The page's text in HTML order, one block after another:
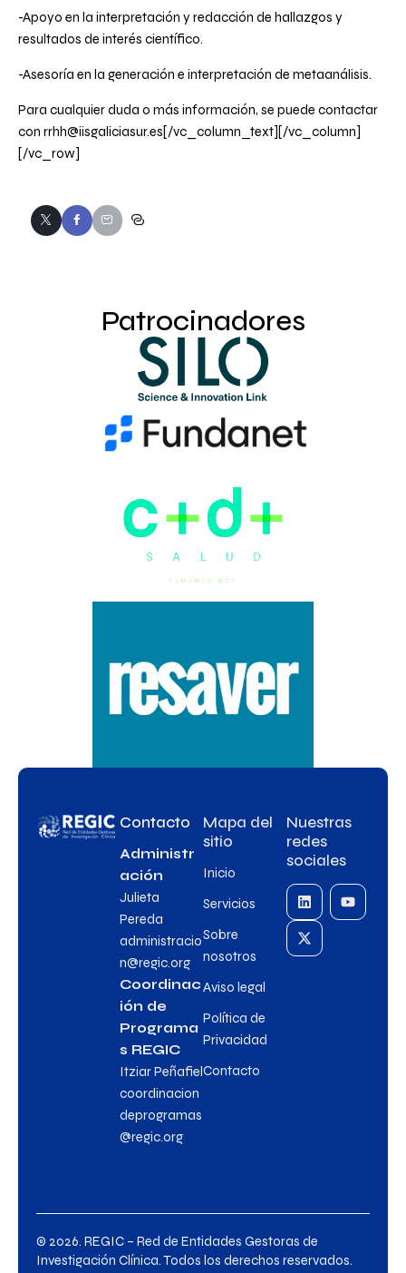
-Apoyo en la interpretación y redacción de hallazgos y
resultados de interés científico.
-Asesoría en la generación e interpretación de metaanálisis.
Para cualquier duda o más información, se puede contactar
con rrhh@iisgaliciasur.es[/vc_column_text][/vc_column]
[/vc_row]
Patrocinadores
Contacto
Administr
ación
Julieta
Pereda
administracio
n@regic.org
Coordinac
ión de
Programa
s REGIC
Itziar Peñafiel
coordinacion
deprogramas
@regic.org
Mapa del
sitio
Inicio
Servicios
Sobre
nosotros
Aviso legal
Política de
Privacidad
Contacto
Nuestras
redes
sociales
© 2026. REGIC – Red de Entidades Gestoras de
Investigación Clínica. Todos los derechos reservados.